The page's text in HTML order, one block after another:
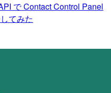
で Contact Control Panel
てみた